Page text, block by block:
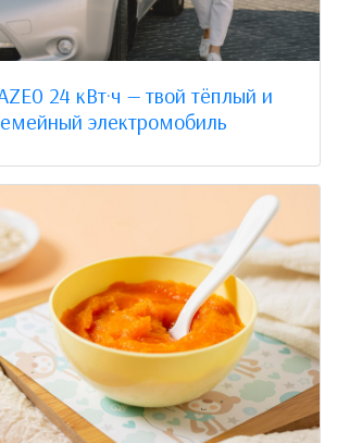
24 кВт·ч — твой тёплый и
электромобиль